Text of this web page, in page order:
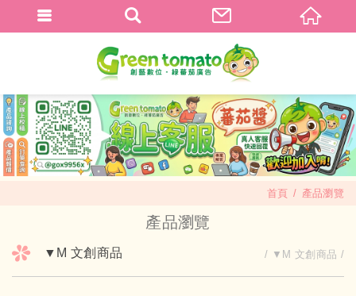
產品瀏覽
首頁 產品瀏覽
▼M 文創商品 ▼M 文創商品